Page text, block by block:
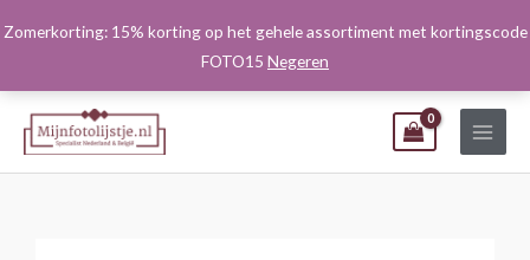
Zomerkorting: 15% korting op het gehele assortiment met kortingscode
FOTO15 Negeren
naar